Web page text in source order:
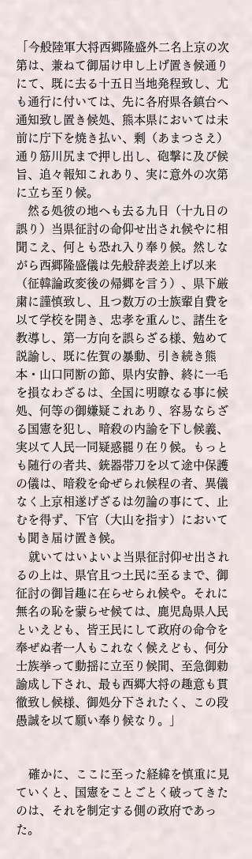
今般陸軍大将西郷隆盛外二名上京の次
第は、兼ねて御届け申し上げ置き候通り
にて、既に去る十五日当地発程致し、尤
も通行に付いては、先に各府県各鎮台へ
通知致し置き候処、熊本県においては未
前に庁下を焼き払い、剰（あまつさえ）
通り筋川尻まで押し出し、砲撃に及び候
旨、追々報知これあり、実に意外の次第
に立ち至り候。
然る処彼の地へも去る九日（十九日の
誤り）当県征討の命仰せ出され候やに相
聞こえ、何とも恐れ入り奉り候。然しな
がら西郷隆盛儀は先般辞表差上げ以来
（征韓論政変後の帰郷を言う）、県下厳
粛に謹慎致し、且つ数万の士族輩自費を
以て学校を開き、忠孝を重んじ、諸生を
教導し、第一方向を誤らざる様、勉めて
説諭し、既に佐賀の暴動、引き続き熊
本・山口同断の節、県内安静、終に一毛
を損なわざるは、全国に明瞭なる事に候
処、何等の御嫌疑これあり、容易ならざ
る国憲を犯し、暗殺の内諭を下し候義、
実以て人民一同疑惑罷り在り候。もっと
も随行の者共、銃器帯刀を以て途中保護
の儀は、暗殺を命ぜられ候程の者、異儀
なく上京相遂げざるは勿論の事にて、止
むを得ず、下官（大山を指す）において
も聞き届け置き候。
就いてはいよいよ当県征討仰せ出され
るの上は、県官且つ土民に至るまで、御
征討の御旨趣に在らせられ候や。それに
無名の恥を蒙らせ候ては、鹿児島県人民
といえども、皆王民にして政府の命令を
奉ぜぬ者一人もこれなく候えども、何分
士族挙って動揺に立至り候間、至急御勅
諭成し下され、最も西郷大将の趣意も貫
徹致し候様、御処分下されたく、この段
愚誠を以て願い奉り候なり。」
確かに、ここに至った経緯を慎重に見
ていくと、国憲をことごとく破ってきた
のは、それを制定する側の政府であっ
た。